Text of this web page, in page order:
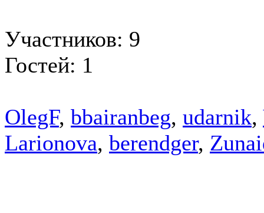
Участников: 9
Гостей: 1
OlegF, bbairanbeg, udarnik,
Larionova, berendger,